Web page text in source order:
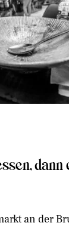
dann
an der